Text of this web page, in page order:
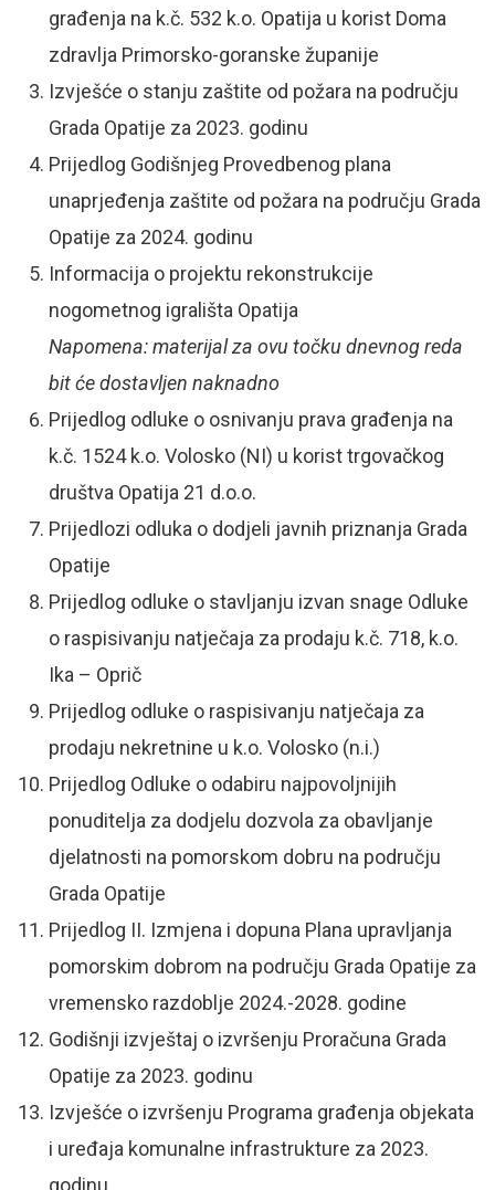
građenja na k.č. 532 k.o. Opatija u korist Doma
zdravlja Primorsko-goranske županije
Izvješće o stanju zaštite od požara na području
Grada Opatije za 2023. godinu
Prijedlog Godišnjeg Provedbenog plana
unaprjeđenja zaštite od požara na području Grada
Opatije za 2024. godinu
Informacija o projektu rekonstrukcije
nogometnog igrališta Opatija
Napomena: materijal za ovu točku dnevnog reda
bit će dostavljen naknadno
Prijedlog odluke o osnivanju prava građenja na
k.č. 1524 k.o. Volosko (NI) u korist trgovačkog
društva Opatija 21 d.o.o.
Prijedlozi odluka o dodjeli javnih priznanja Grada
Opatije
Prijedlog odluke o stavljanju izvan snage Odluke
o raspisivanju natječaja za prodaju k.č. 718, k.o.
Ika – Oprič
Prijedlog odluke o raspisivanju natječaja za
prodaju nekretnine u k.o. Volosko (n.i.)
Prijedlog Odluke o odabiru najpovoljnijih
ponuditelja za dodjelu dozvola za obavljanje
djelatnosti na pomorskom dobru na području
Grada Opatije
Prijedlog II. Izmjena i dopuna Plana upravljanja
pomorskim dobrom na području Grada Opatije za
vremensko razdoblje 2024.-2028. godine
Godišnji izvještaj o izvršenju Proračuna Grada
Opatije za 2023. godinu
Izvješće o izvršenju Programa građenja objekata
i uređaja komunalne infrastrukture za 2023.
godinu